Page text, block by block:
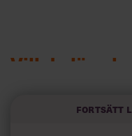
Vill du läsa
100
Fortsätt